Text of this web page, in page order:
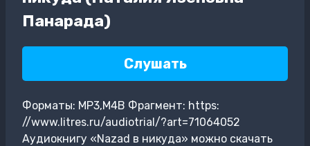
Панарада)
Слушать
Форматы: MP3,M4B Фрагмент: https:
//www.litres.ru/audiotrial/?art=71064052
Аудиокнигу «Nazad в никуда» можно скачать